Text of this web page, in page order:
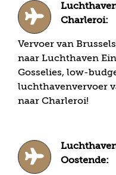
Charleroi:
Vervoer van
naar Luchthaven
Gosselies, low-
luchthavenvervoer
naar Charleroi!
Oostende: